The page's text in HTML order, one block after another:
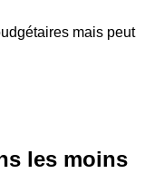
mais peut
les moins